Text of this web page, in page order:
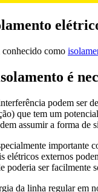
conhecido como
é
podem ser
que tem um
assumir a forma de
importante
elétricos externos
poderia ser facilmente
da linha regular em